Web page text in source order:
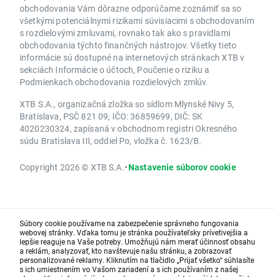
obchodovania Vám dôrazne odporúčame zoznámiť sa so
všetkými potenciálnymi rizikami súvisiacimi s obchodovaním
s rozdielovými zmluvami, rovnako tak ako s pravidlami
obchodovania týchto finančných nástrojov. Všetky tieto
informácie sú dostupné na internetových stránkach XTB v
sekciách Informácie o účtoch, Poučenie o riziku a
Podmienkach obchodovania rozdielových zmlúv.
XTB S.A., organizačná zložka so sídlom Mlynské Nivy 5,
Bratislava, PSČ 821 09, IČO: 36859699, DIČ: SK
4020230324, zapísaná v obchodnom registri Okresného
súdu Bratislava III, oddiel Po, vložka č. 1623/B.
Copyright 2026 © XTB S.A.•Nastavenie súborov cookie
Súbory cookie používame na zabezpečenie správneho fungovania
webovej stránky. Vďaka tomu je stránka používateľsky prívetivejšia a
lepšie reaguje na Vaše potreby. Umožňujú nám merať účinnosť obsahu
a reklám, analyzovať, kto navštevuje našu stránku, a zobrazovať
personalizované reklamy. Kliknutím na tlačidlo „Prijať všetko“ súhlasíte
s ich umiestnením vo Vašom zariadení a s ich používaním z našej